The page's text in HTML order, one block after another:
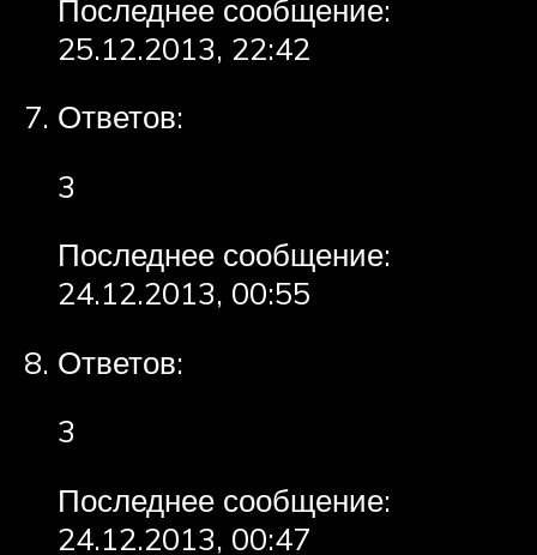
Последнее сообщение:
25.12.2013, 22:42
Ответов:
3
Последнее сообщение:
24.12.2013, 00:55
Ответов:
3
Последнее сообщение:
24.12.2013, 00:47